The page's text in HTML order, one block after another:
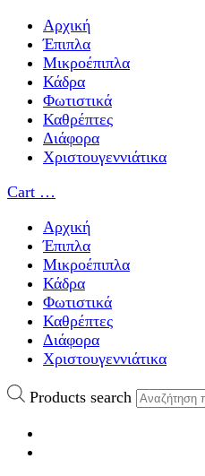
Αρχική
Έπιπλα
Μικροέπιπλα
Κάδρα
Φωτιστικά
Καθρέπτες
Διάφορα
Χριστουγεννιάτικα
Cart …
Αρχική
Έπιπλα
Μικροέπιπλα
Κάδρα
Φωτιστικά
Καθρέπτες
Διάφορα
Χριστουγεννιάτικα
Products search